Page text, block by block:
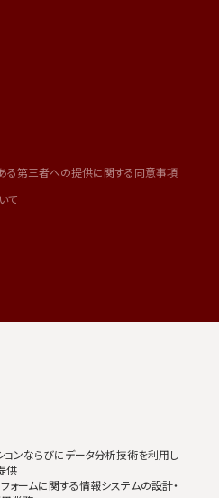
る第三者への提供に関する同意事項
て
ョンならびにデータ分析技術を利用し
供
フォームに関する情報システムの設計・